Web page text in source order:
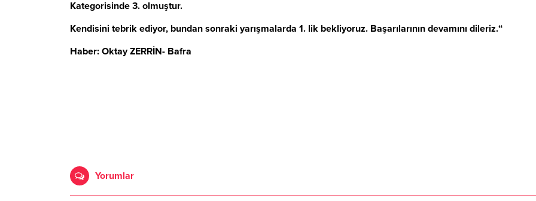
Kategorisinde 3. olmuştur.
Kendisini tebrik ediyor, bundan sonraki yarışmalarda 1. lik bekliyoruz. Başarılarının devamını dileriz.“
Haber: Oktay ZERRİN- Bafra
Yorumlar